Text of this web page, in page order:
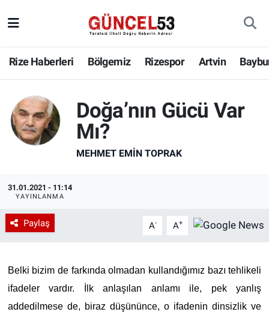
Rize Haberleri Bölgemiz Rizespor Artvin
Doğa’nın Gücü Var
Mı?
MEHMET EMIN TOPRAK
31.01.2021 - 11:14
YAYINLANMA
Paylaş A- A+
Belki bizim de farkında olmadan kullandığımız bazı tehlikeli
ifadeler vardır. İlk anlaşılan anlamı ile, pek yanlış
addedilmese de, biraz düşününce, o ifadenin dinsizlik ve